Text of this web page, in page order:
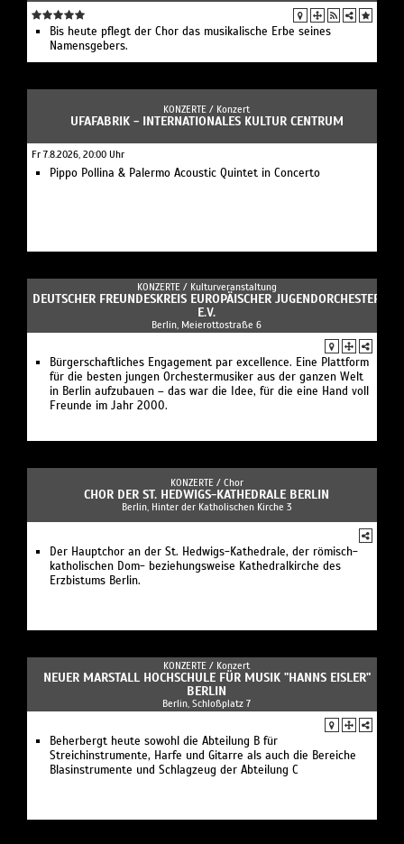
Bis heute pflegt der Chor das musikalische Erbe seines
Namensgebers.
KONZERTE / Konzert
UFAFABRIK - INTERNATIONALES KULTUR CENTRUM
Fr 7.8.2026, 20:00 Uhr
Pippo Pollina & Palermo Acoustic Quintet in Concerto
KONZERTE / Kulturveranstaltung
DEUTSCHER FREUNDESKREIS EUROPÄISCHER JUGENDORCHESTER
E.V.
Berlin, Meierottostraße 6
Bürgerschaftliches Engagement par excellence. Eine Plattform
für die besten jungen Orchestermusiker aus der ganzen Welt
in Berlin aufzubauen – das war die Idee, für die eine Hand voll
Freunde im Jahr 2000.
KONZERTE / Chor
CHOR DER ST. HEDWIGS-KATHEDRALE BERLIN
Berlin, Hinter der Katholischen Kirche 3
Der Hauptchor an der St. Hedwigs-Kathedrale, der römisch-
katholischen Dom- beziehungsweise Kathedralkirche des
Erzbistums Berlin.
KONZERTE / Konzert
NEUER MARSTALL HOCHSCHULE FÜR MUSIK "HANNS EISLER"
BERLIN
Berlin, Schloßplatz 7
Beherbergt heute sowohl die Abteilung B für
Streichinstrumente, Harfe und Gitarre als auch die Bereiche
Blasinstrumente und Schlagzeug der Abteilung C